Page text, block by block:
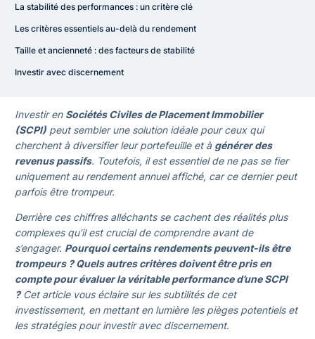
La stabilité des performances : un critère clé
Les critères essentiels au-delà du rendement
Taille et ancienneté : des facteurs de stabilité
Investir avec discernement
Investir en Sociétés Civiles de Placement Immobilier
(SCPI) peut sembler une solution idéale pour ceux qui
cherchent à diversifier leur portefeuille et à générer des
revenus passifs. Toutefois, il est essentiel de ne pas se fier
uniquement au rendement annuel affiché, car ce dernier peut
parfois être trompeur.
Derrière ces chiffres alléchants se cachent des réalités plus
complexes qu’il est crucial de comprendre avant de
s’engager. Pourquoi certains rendements peuvent-ils être
trompeurs ? Quels autres critères doivent être pris en
compte pour évaluer la véritable performance d’une SCPI
?Cet article vous éclaire sur les subtilités de cet
investissement, en mettant en lumière les pièges potentiels et
les stratégies pour investir avec discernement.